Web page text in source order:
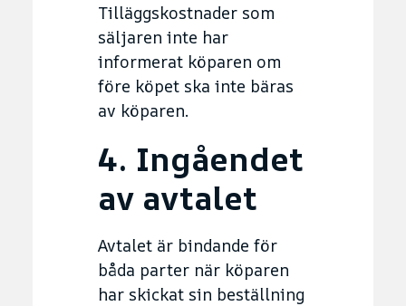
Tilläggskostnader som
säljaren inte har
informerat köparen om
före köpet ska inte bäras
av köparen.
4. Ingåendet
av avtalet
Avtalet är bindande för
båda parter när köparen
har skickat sin beställning